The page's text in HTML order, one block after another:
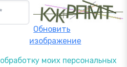
Обновить
изображение
обработку моих персональных